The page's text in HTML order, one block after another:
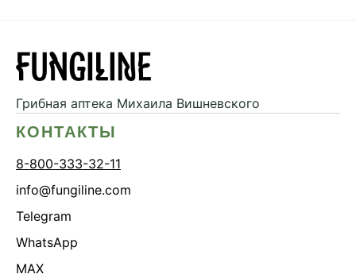
Грибная аптека Михаила Вишневского
КОНТАКТЫ
8-800-333-32-11
info@fungiline.com
Telegram
WhatsApp
MAX